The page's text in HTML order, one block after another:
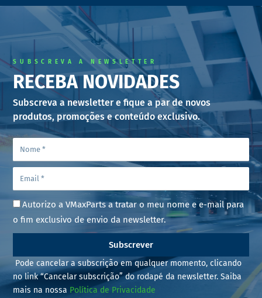
SUBSCREVA A NEWSLETTER
RECEBA NOVIDADES
Subscreva a newsletter e fique a par de novos
produtos, promoções e conteúdo exclusivo.
Autorizo a VMaxParts a tratar o meu nome e e-mail para
o fim exclusivo de envio da newsletter.
Subscrever
Pode cancelar a subscrição em qualquer momento, clicando
no link “Cancelar subscrição” do rodapé da newsletter. Saiba
mais na nossa Política de Privacidade